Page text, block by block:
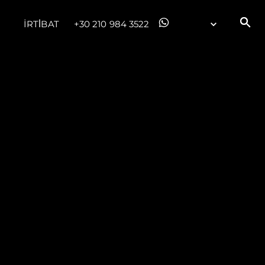
İRTİBAT +30 210 984 3522